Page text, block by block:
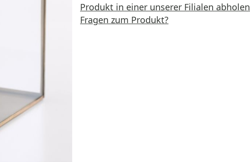
Produkt in einer unserer Filialen abholen
Fragen zum Produkt?